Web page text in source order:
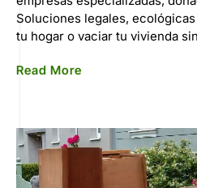
Soluciones legales,
tu hogar o vaciar tu vivienda
Read More